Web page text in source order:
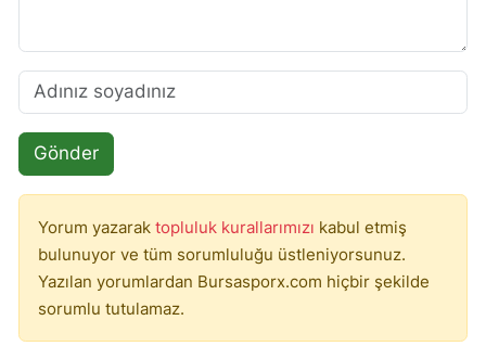
Gönder
Yorum yazarak topluluk kurallarımızı kabul etmiş
bulunuyor ve tüm sorumluluğu üstleniyorsunuz.
Yazılan yorumlardan Bursasporx.com hiçbir şekilde
sorumlu tutulamaz.